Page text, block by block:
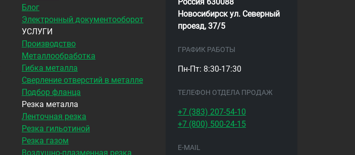
Блог
Электронный документооборот
УСЛУГИ
Производство
Металлообработка
Гибка металла
Сверление отверстий в металле
Подбор фланца
Резка металла
Ленточная резка
Резка гильотиной
Резка газом
Воздушно-плазменная резка
Россия 630088
Новосибирск ул. Северный
проезд, 37/5
ГРАФИК РАБОТЫ
Пн-Пт: 8:30-17:30
ТЕЛЕФОН ОТДЕЛА ПРОДАЖ
+7 (383) 207-54-10
+7 (800) 500-24-15
E-MAIL